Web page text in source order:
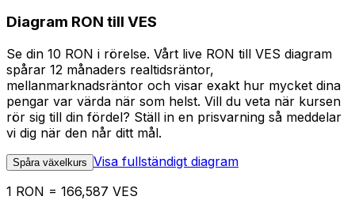
Diagram RON till VES
Se din 10 RON i rörelse. Vårt live RON till VES diagram
spårar 12 månaders realtidsräntor,
mellanmarknadsräntor och visar exakt hur mycket dina
pengar var värda när som helst. Vill du veta när kursen
rör sig till din fördel? Ställ in en prisvarning så meddelar
vi dig när den når ditt mål.
Spåra växelkurs Visa fullständigt diagram
1 RON = 166,587 VES